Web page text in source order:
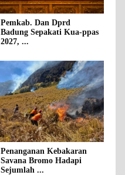
Pemkab. Dan Dprd
Badung Sepakati Kua-ppas
2027, ...
Penanganan Kebakaran
Savana Bromo Hadapi
Sejumlah ...